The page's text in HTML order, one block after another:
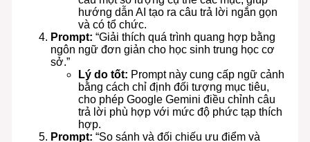
hướng dẫn AI tạo ra câu trả lời ngắn gọn
và có tổ chức.
Prompt: “Giải thích quá trình quang hợp bằng
ngôn ngữ đơn giản cho học sinh trung học cơ
sở.”
Lý do tốt: Prompt này cung cấp ngữ cảnh
bằng cách chỉ định đối tượng mục tiêu,
cho phép Google Gemini điều chỉnh câu
trả lời phù hợp với mức độ phức tạp thích
hợp.
Prompt: “So sánh và đối chiếu ưu điểm và